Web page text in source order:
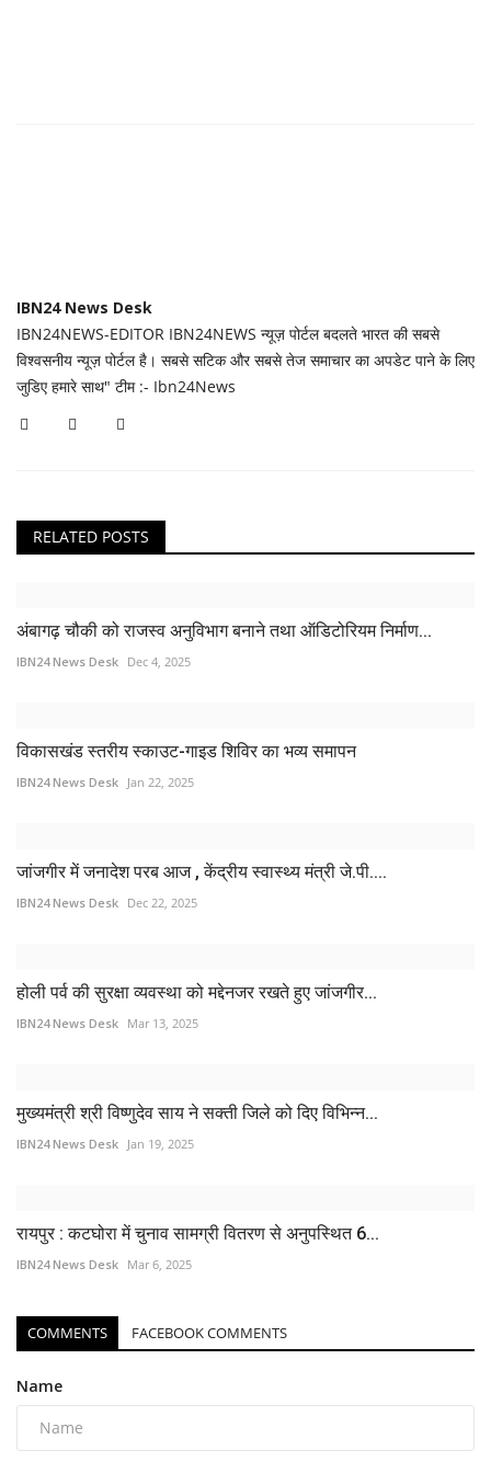
IBN24 News Desk
IBN24NEWS-EDITOR IBN24NEWS न्यूज़ पोर्टल बदलते भारत की सबसे
विश्वसनीय न्यूज़ पोर्टल है। सबसे सटिक और सबसे तेज समाचार का अपडेट पाने के लिए
जुडिए हमारे साथ" टीम :- Ibn24News
RELATED POSTS
अंबागढ़ चौकी को राजस्व अनुविभाग बनाने तथा ऑडिटोरियम निर्माण...
IBN24 News Desk Dec 4, 2025
विकासखंड स्तरीय स्काउट-गाइड शिविर का भव्य समापन
IBN24 News Desk Jan 22, 2025
जांजगीर में जनादेश परब आज , केंद्रीय स्वास्थ्य मंत्री जे.पी....
IBN24 News Desk Dec 22, 2025
होली पर्व की सुरक्षा व्यवस्था को मद्देनजर रखते हुए जांजगीर...
IBN24 News Desk Mar 13, 2025
मुख्यमंत्री श्री विष्णुदेव साय ने सक्ती जिले को दिए विभिन्न...
IBN24 News Desk Jan 19, 2025
रायपुर : कटघोरा में चुनाव सामग्री वितरण से अनुपस्थित 6...
IBN24 News Desk Mar 6, 2025
COMMENTS FACEBOOK COMMENTS
Name